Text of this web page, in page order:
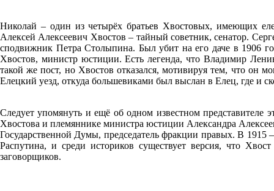
Николай – один из четырёх братьев Хвостовых, имеющих
Алексей Алексеевич Хвостов – тайный советник, сенатор.
сподвижник Петра Столыпина. Был убит на его даче в 1906
Хвостов, министр юстиции. Есть легенда, что Владимир
такой же пост, но Хвостов отказался, мотивируя тем, что он
Елецкий уезд, откуда большевиками был выслан в Елец, где и
Следует упомянуть и ещё об одном известном представителе
Хвостова и племяннике министра юстиции Александра
Государственной Думы, председатель фракции правых. В
Распутина, и среди историков существует версия, что
заговорщиков.